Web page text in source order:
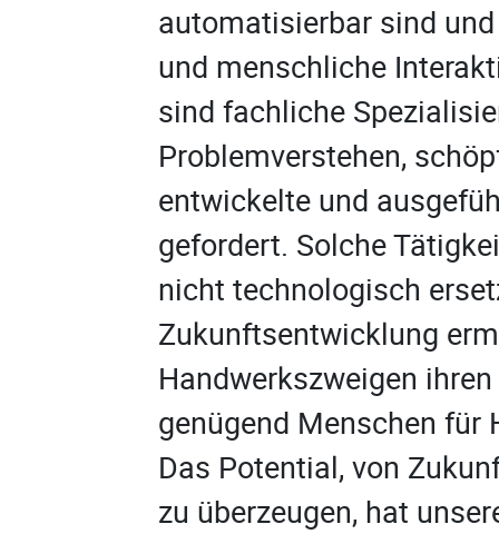
automatisierbar sind
und menschliche
sind fachliche
Problemverstehen,
entwickelte und
gefordert. Solche
nicht technologisch
Zukunftsentwicklung
Handwerkszweigen
genügend Menschen für
Das Potential, von
zu überzeugen, hat